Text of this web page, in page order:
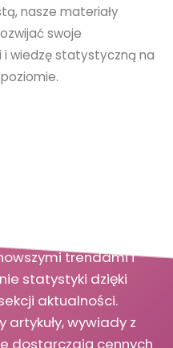
nasze materiały
swoje
i wiedzę statystyczną na
trendami i
statystyki dzięki
aktualności.
artykuły, wywiady z
dostarczają cennych